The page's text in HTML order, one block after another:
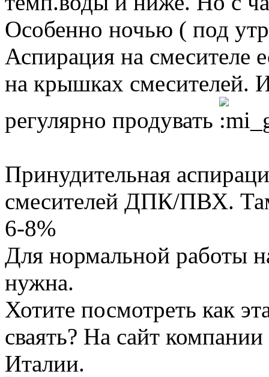
Особенно ночью ( под
Аспирация на смесителе
на крышках смесителей.
регулярно продувать
Принудительная
смесителей ДПК/ПВХ.
6-8%
Для нормальной работы
нужна.
Хотите посмотреть как
сваять? На сайт
Италии.